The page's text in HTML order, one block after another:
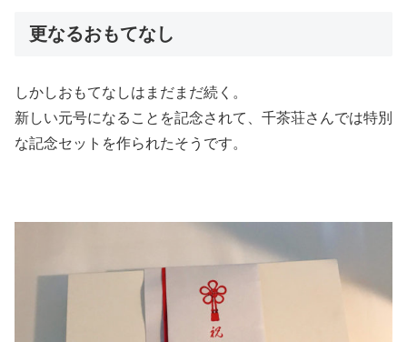
更なるおもてなし
しかしおもてなしはまだまだ続く。
新しい元号になることを記念されて、千茶荘さんでは特別
な記念セットを作られたそうです。